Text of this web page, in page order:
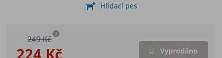
224 Kč
249 Kč i
Vyprodáno
Hlídací pes